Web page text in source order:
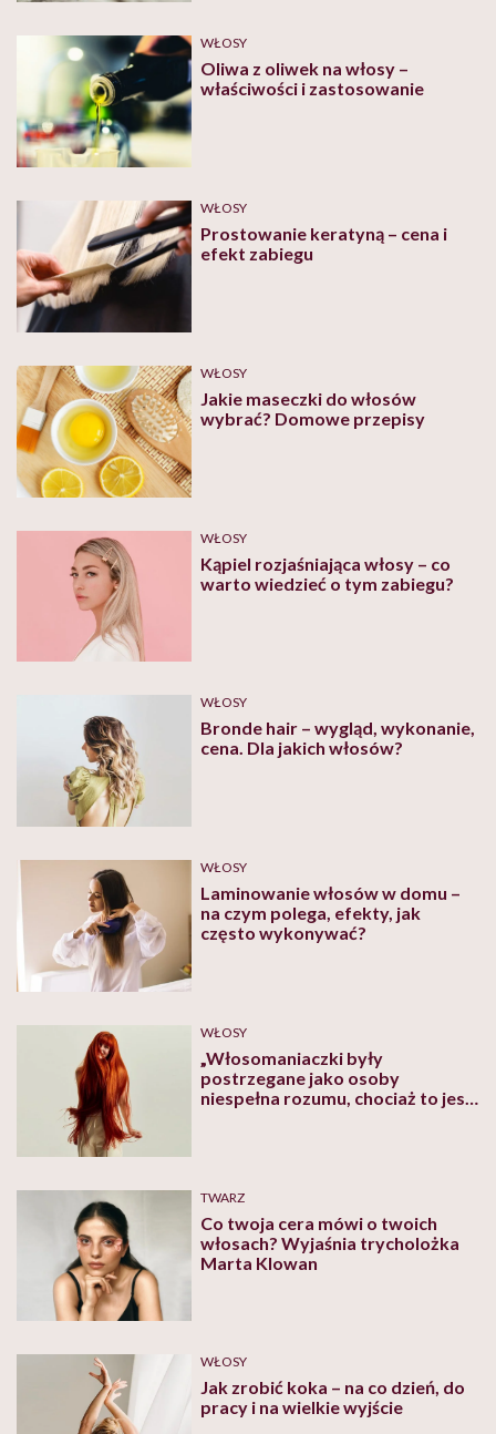
WŁOSY
Oliwa z oliwek na włosy –
właściwości i zastosowanie
WŁOSY
Prostowanie keratyną – cena i
efekt zabiegu
WŁOSY
Jakie maseczki do włosów
wybrać? Domowe przepisy
WŁOSY
Kąpiel rozjaśniająca włosy – co
warto wiedzieć o tym zabiegu?
WŁOSY
Bronde hair – wygląd, wykonanie,
cena. Dla jakich włosów?
WŁOSY
Laminowanie włosów w domu –
na czym polega, efekty, jak
często wykonywać?
WŁOSY
„Włosomaniaczki były
postrzegane jako osoby
niespełna rozumu, chociaż to jest
TWARZ
Co twoja cera mówi o twoich
włosach? Wyjaśnia trycholożka
Marta Klowan
WŁOSY
Jak zrobić koka – na co dzień, do
pracy i na wielkie wyjście